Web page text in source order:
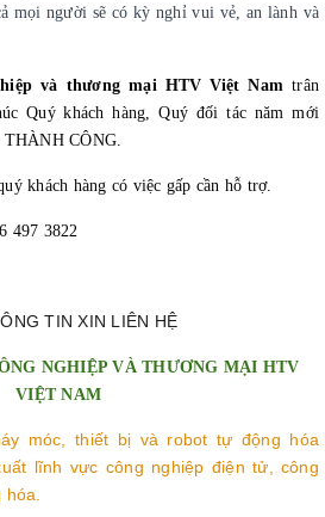
mọi người sẽ có kỳ nghỉ vui vẻ, an lành và
và thương mại HTV Việt Nam trân
Quý khách hàng, Quý đối tác năm mới
CÔNG.
khách hàng có việc gấp cần hỗ trợ.
497 3822
TIN XIN LIÊN HỆ
NGHIỆP VÀ THƯƠNG MẠI HTV
VIỆT NAM
móc, thiết bị và robot tự động hóa
lĩnh vực công nghiệp điện tử, công